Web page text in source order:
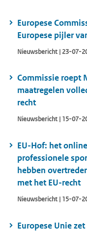
Europese
Europese pijler
Nieuwsbericht | 23-07-
Commissie roept
maatregelen
recht
Nieuwsbericht | 15-07-
EU-Hof: het
professionele
hebben
met het EU-recht
Nieuwsbericht | 15-07-
Europese Unie